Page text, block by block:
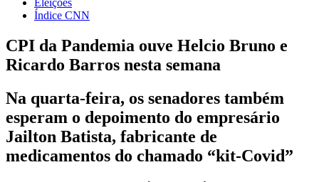
Eleições
Índice CNN
CPI da Pandemia ouve Helcio Bruno e
Ricardo Barros nesta semana
Na quarta-feira, os senadores também
esperam o depoimento do empresário
Jailton Batista, fabricante de
medicamentos do chamado “kit-Covid”